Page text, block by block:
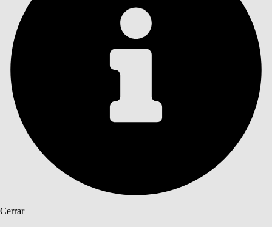
Cerrar
Índice de materias
ÍNDICE DE MATERIAS
Buscar